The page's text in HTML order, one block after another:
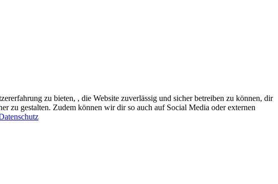
zu bieten, , die Website zuverlässig und sicher betreiben zu können, dir
zu gestalten. Zudem können wir dir so auch auf Social Media oder externen